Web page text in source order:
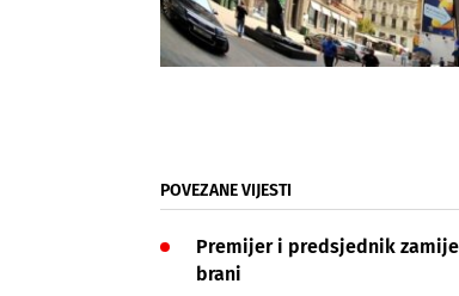
POVEZANE VIJESTI
Premijer i predsjednik
brani